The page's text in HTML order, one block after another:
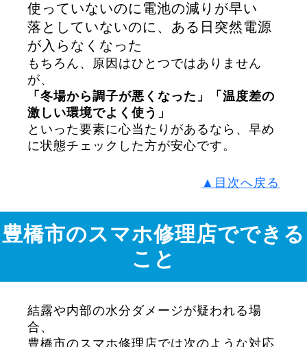
使っていないのに電池の減りが早い
落としていないのに、ある日突然電源
が入らなくなった
もちろん、原因はひとつではありません
が、
「冬場から調子が悪くなった」「温度差の
激しい環境でよく使う」
といった要素に心当たりがあるなら、早め
に状態チェックした方が安心です。
▲目次へ戻る
豊橋市のスマホ修理店でできる
こと
結露や内部の水分ダメージが疑われる場
合、
豊橋市のスマホ修理店では次のような対応